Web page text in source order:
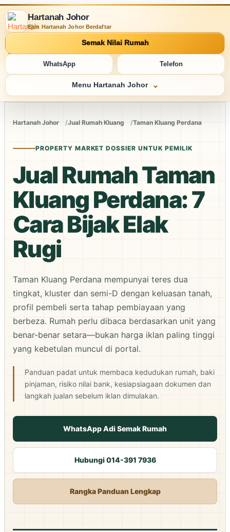
Hartanah Johor
Ejen Hartanah Johor Berdaftar
Semak Nilai Rumah
WhatsApp Telefon
Menu Hartanah Johor
Hartanah Johor Jual Rumah Kluang Taman Kluang Perdana
PROPERTY MARKET DOSSIER UNTUK PEMILIK
Jual Rumah Taman
Kluang Perdana: 7
Cara Bijak Elak
Rugi
Taman Kluang Perdana mempunyai teres dua
tingkat, kluster dan semi-D dengan keluasan tanah,
profil pembeli serta tahap pembiayaan yang
berbeza. Rumah perlu dibaca berdasarkan unit yang
benar-benar setara—bukan harga iklan paling tinggi
yang kebetulan muncul di portal.
Panduan padat untuk membaca kedudukan rumah, baki
pinjaman, risiko nilai bank, kesiapsiagaan dokumen dan
langkah jualan sebelum iklan dimulakan.
WhatsApp Adi Semak Rumah
Hubungi 014-391 7936
Rangka Panduan Lengkap